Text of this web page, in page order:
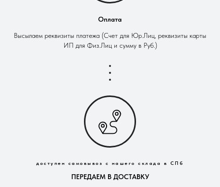
Оплата
Высылаем реквизиты платежа (Счет для Юр.Лиц, реквизиты карты
ИП для Физ.Лиц и сумму в Руб.)
доступен самовывоз с нашего склада в СПб
ПЕРЕДАЕМ В ДОСТАВКУ